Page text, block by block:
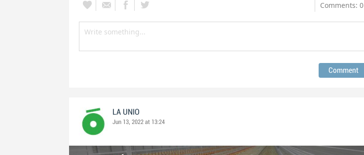
Comments: 0
LA UNIO
Jun 13, 2022 at 13:24